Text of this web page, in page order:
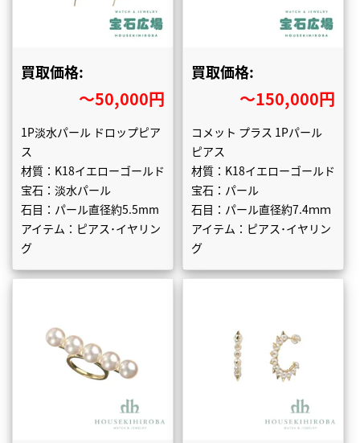
買取価格:
〜50,000円
1P淡水パール ドロップピア
ス
材質：K18イエローゴールド
宝石：淡水パール
石目：パール直径約5.5mm
アイテム：ピアス･イヤリン
グ
買取価格:
〜150,000円
コメット プラス 1Pパール
ピアス
材質：K18イエローゴールド
宝石：パール
石目：パール直径約7.4ｍｍ
アイテム：ピアス･イヤリン
グ